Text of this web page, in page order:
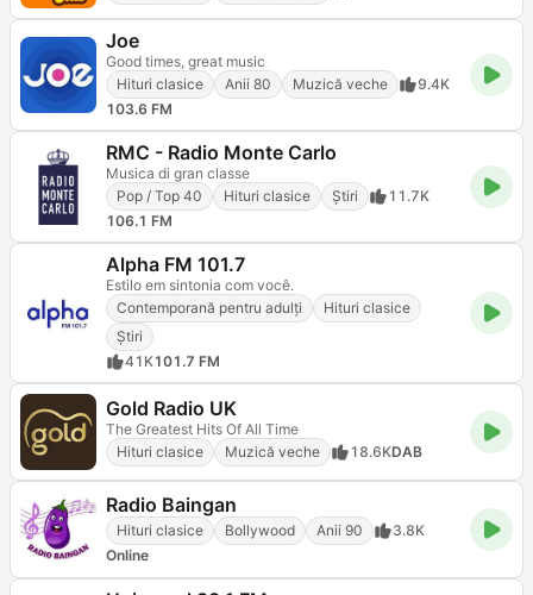
Joe
Good times, great music
Hituri clasice
Anii 80 Muzică veche
9.4K
103.6 FM
RMC - Radio Monte Carlo
Musica di gran classe
Pop / Top 40
Hituri clasice Știri
11.7K
106.1 FM
Alpha FM 101.7
Estilo em sintonia com você.
Contemporană pentru adulți
Hituri clasice
Știri
41K101.7 FM
Gold Radio UK
The Greatest Hits Of All Time
Hituri clasice
Muzică veche 18.6KDAB
Radio Baingan
Hituri clasice Bollywood Anii 90
3.8K
Online